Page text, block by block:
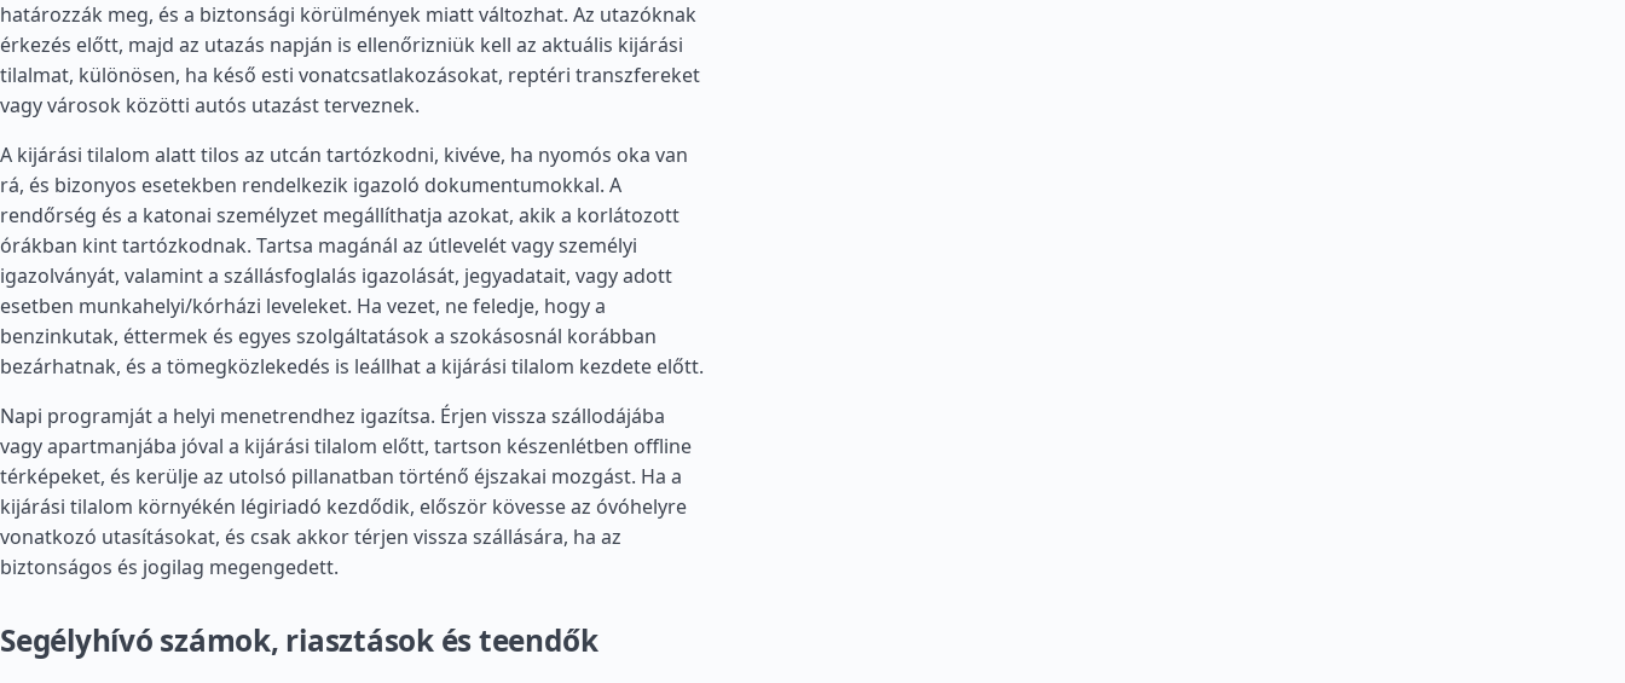
határozzák meg, és a biztonsági körülmények miatt változhat. Az utazóknak
érkezés előtt, majd az utazás napján is ellenőrizniük kell az aktuális kijárási
tilalmat, különösen, ha késő esti vonatcsatlakozásokat, reptéri transzfereket
vagy városok közötti autós utazást terveznek.
A kijárási tilalom alatt tilos az utcán tartózkodni, kivéve, ha nyomós oka van
rá, és bizonyos esetekben rendelkezik igazoló dokumentumokkal. A
rendőrség és a katonai személyzet megállíthatja azokat, akik a korlátozott
órákban kint tartózkodnak. Tartsa magánál az útlevelét vagy személyi
igazolványát, valamint a szállásfoglalás igazolását, jegyadatait, vagy adott
esetben munkahelyi/kórházi leveleket. Ha vezet, ne feledje, hogy a
benzinkutak, éttermek és egyes szolgáltatások a szokásosnál korábban
bezárhatnak, és a tömegközlekedés is leállhat a kijárási tilalom kezdete előtt.
Napi programját a helyi menetrendhez igazítsa. Érjen vissza szállodájába
vagy apartmanjába jóval a kijárási tilalom előtt, tartson készenlétben offline
térképeket, és kerülje az utolsó pillanatban történő éjszakai mozgást. Ha a
kijárási tilalom környékén légiriadó kezdődik, először kövesse az óvóhelyre
vonatkozó utasításokat, és csak akkor térjen vissza szállására, ha az
biztonságos és jogilag megengedett.
Segélyhívó számok, riasztások és teendők